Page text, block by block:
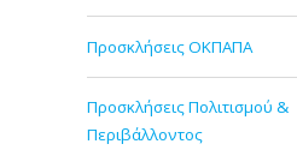
Προσκλήσεις ΟΚΠΑΠΑ
Προσκλήσεις Πολιτισμού &
Περιβάλλοντος